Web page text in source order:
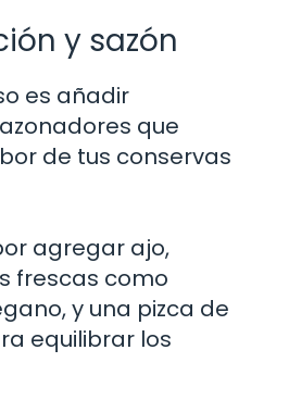
y sazón
es añadir
que
de tus conservas
agregar ajo,
frescas como
y una pizca de
equilibrar los